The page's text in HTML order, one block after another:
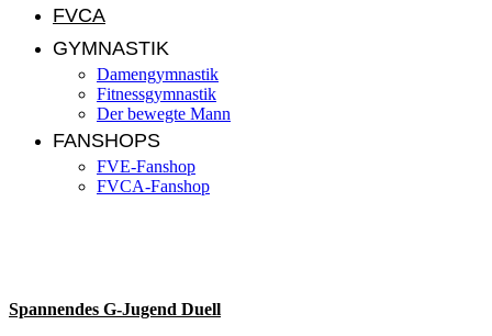
FVCA
GYMNASTIK
Damengymnastik
Fitnessgymnastik
Der bewegte Mann
FANSHOPS
FVE-Fanshop
FVCA-Fanshop
Spannendes G-Jugend Duell